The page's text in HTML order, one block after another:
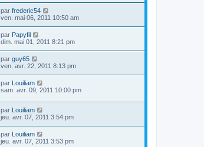
par frederic54
ven. mai 06, 2011 10:50 am
par Papyfil
dim. mai 01, 2011 8:21 pm
par guy65
ven. avr. 22, 2011 8:13 pm
par Louiliam
sam. avr. 09, 2011 10:00 pm
par
Louiliam
jeu. avr. 07, 2011 3:54 pm
par
Louiliam
jeu. avr. 07, 2011 3:53 pm